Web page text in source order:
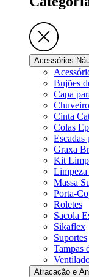
Acessórios
Bujões
Capa
Chuveiro
Cinta
Colas
Escadas
Graxa
Kit
Limpeza
Massa
Porta-
Roletes
Sacola
Sikaflex
Suportes
Tampas
Atracação e